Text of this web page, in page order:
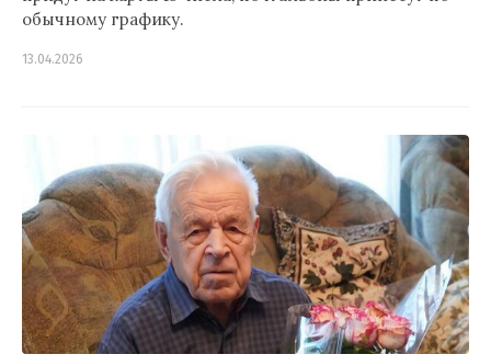
обычному графику.
13.04.2026